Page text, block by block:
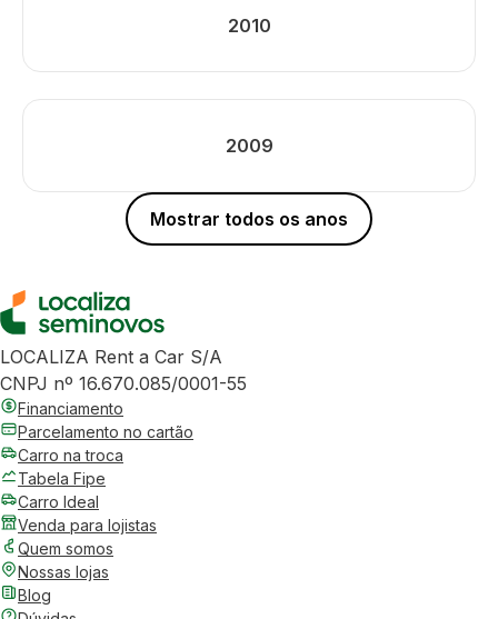
2010
2009
Mostrar todos os anos
LOCALIZA Rent a Car S/A
CNPJ nº 16.670.085/0001-55
Financiamento
Parcelamento no cartão
Carro na troca
Tabela Fipe
Carro Ideal
Venda para lojistas
Quem somos
Nossas lojas
Blog